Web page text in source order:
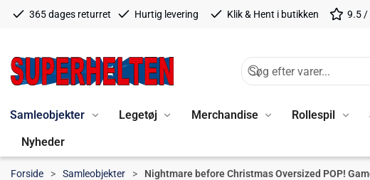
365 dages returret Hurtig levering Klik & Hent i butikken 9.5 /
Samleobjekter Legetøj Merchandise Rollespil
Nyheder
Forside Samleobjekter Nightmare before Christmas Oversized POP!